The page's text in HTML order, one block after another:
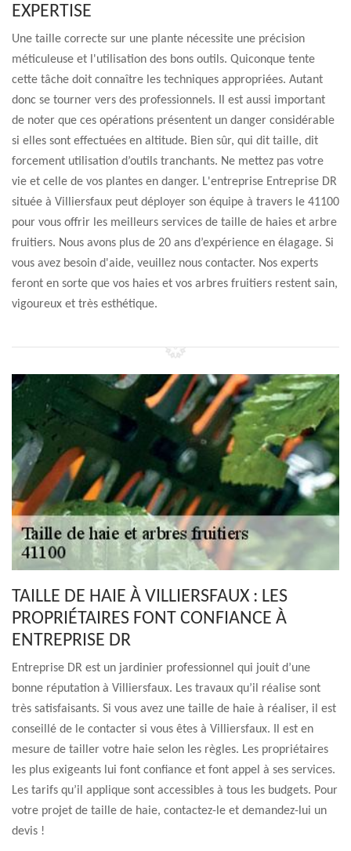
EXPERTISE
Une taille correcte sur une plante nécessite une précision
méticuleuse et l'utilisation des bons outils. Quiconque tente
cette tâche doit connaître les techniques appropriées. Autant
donc se tourner vers des professionnels. Il est aussi important
de noter que ces opérations présentent un danger considérable
si elles sont effectuées en altitude. Bien sûr, qui dit taille, dit
forcement utilisation d’outils tranchants. Ne mettez pas votre
vie et celle de vos plantes en danger. L'entreprise Entreprise DR
située à Villiersfaux peut déployer son équipe à travers le 41100
pour vous offrir les meilleurs services de taille de haies et arbre
fruitiers. Nous avons plus de 20 ans d’expérience en élagage. Si
vous avez besoin d'aide, veuillez nous contacter. Nos experts
feront en sorte que vos haies et vos arbres fruitiers restent sain,
vigoureux et très esthétique.
TAILLE DE HAIE À VILLIERSFAUX : LES
PROPRIÉTAIRES FONT CONFIANCE À
ENTREPRISE DR
Entreprise DR est un jardinier professionnel qui jouit d’une
bonne réputation à Villiersfaux. Les travaux qu’il réalise sont
très satisfaisants. Si vous avez une taille de haie à réaliser, il est
conseillé de le contacter si vous êtes à Villiersfaux. Il est en
mesure de tailler votre haie selon les règles. Les propriétaires
les plus exigeants lui font confiance et font appel à ses services.
Les tarifs qu’il applique sont accessibles à tous les budgets. Pour
votre projet de taille de haie, contactez-le et demandez-lui un
devis !